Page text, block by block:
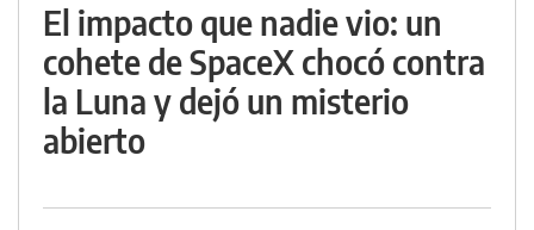
El impacto que nadie vio: un
cohete de SpaceX chocó contra
la Luna y dejó un misterio
abierto